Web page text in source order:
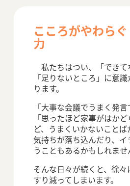
こころがやわら
力
私たちはつい、「できて
「足りないところ」に意
ります。
「大事な会議でうまく発言
「思ったほど家事がはか
ど、うまくいかないことば
気持ちが落ち込んだり、
うこともあるかもしれませ
そんな日々が続くと、徐
すり減ってしまいます。